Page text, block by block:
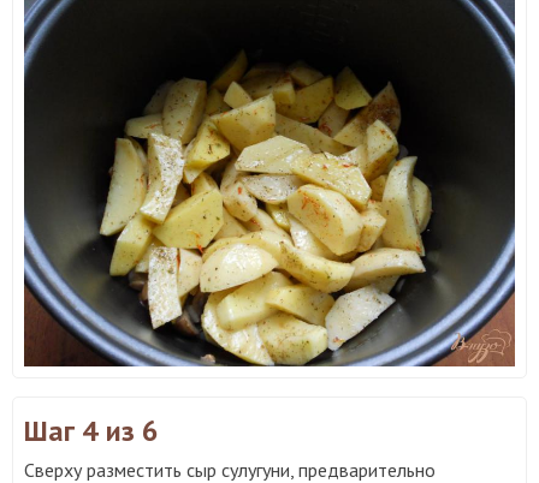
Шаг 4 из 6
Сверху разместить сыр сулугуни, предварительно